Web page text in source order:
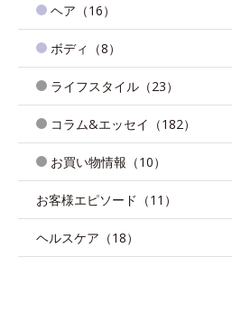
ヘア（16）
ボディ（8）
ライフスタイル（23）
コラム&エッセイ（182）
お買い物情報（10）
お客様エピソード（11）
ヘルスケア（18）